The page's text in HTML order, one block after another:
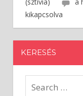
(sztívia)
a
kikapcsolva
KERESÉS